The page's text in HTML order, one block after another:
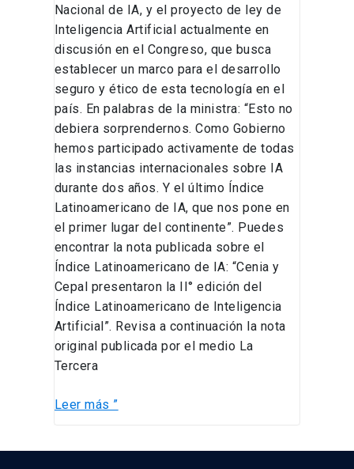
Nacional de IA, y el proyecto de ley de
Inteligencia Artificial actualmente en
discusión en el Congreso, que busca
establecer un marco para el desarrollo
seguro y ético de esta tecnología en el
país. En palabras de la ministra: “Esto no
debiera sorprendernos. Como Gobierno
hemos participado activamente de todas
las instancias internacionales sobre IA
durante dos años. Y el último Índice
Latinoamericano de IA, que nos pone en
el primer lugar del continente”. Puedes
encontrar la nota publicada sobre el
Índice Latinoamericano de IA: “Cenia y
Cepal presentaron la II° edición del
Índice Latinoamericano de Inteligencia
Artificial”. Revisa a continuación la nota
original publicada por el medio La
Tercera
Leer más ”